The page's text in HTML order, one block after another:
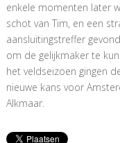
enkele momenten later
schot van Tim, en een
aansluitingstreffer
om de gelijkmaker te
het veldseizoen gingen
nieuwe kans voor
Alkmaar.